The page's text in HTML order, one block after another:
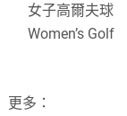
女子高爾夫球
Women’s Golf
更多：